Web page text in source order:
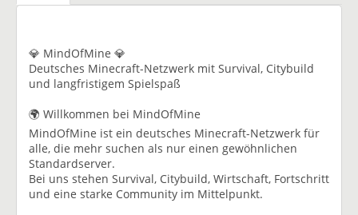
💎 MindOfMine 💎
Deutsches Minecraft-Netzwerk mit Survival, Citybuild
und langfristigem Spielspaß
🌍 Willkommen bei MindOfMine
MindOfMine ist ein deutsches Minecraft-Netzwerk für
alle, die mehr suchen als nur einen gewöhnlichen
Standardserver.
Bei uns stehen Survival, Citybuild, Wirtschaft, Fortschritt
und eine starke Community im Mittelpunkt.